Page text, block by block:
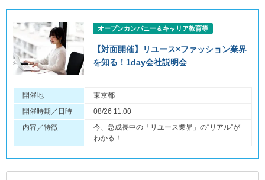
オープンカンパニー＆キャリア教育等
【対面開催】リユース×ファッション業界
を知る！1day会社説明会
開催地
東京都
開催時期／日時
08/26 11:00
内容／特徴
今、急成長中の「リユース業界」の“リアル”が
わかる！